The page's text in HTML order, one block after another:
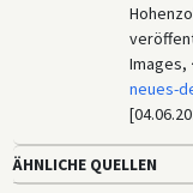
Images,
neues-
ÄHNLICHE QUELLEN